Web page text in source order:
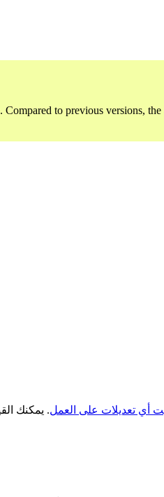
to previous versions,
أي تعديلات على العمل. يمكنك